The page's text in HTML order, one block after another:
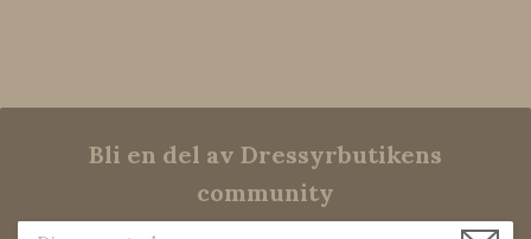
Bli en del av Dressyrbutikens
community